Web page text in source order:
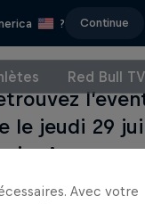
? Continue
Red Bull TV
le jeudi 29
Au
bien sûr,Avec votre